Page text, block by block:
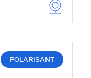
POLARISANT